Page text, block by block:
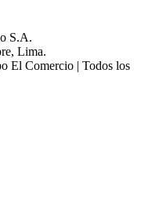
S.A.
Lima.
El Comercio | Todos los